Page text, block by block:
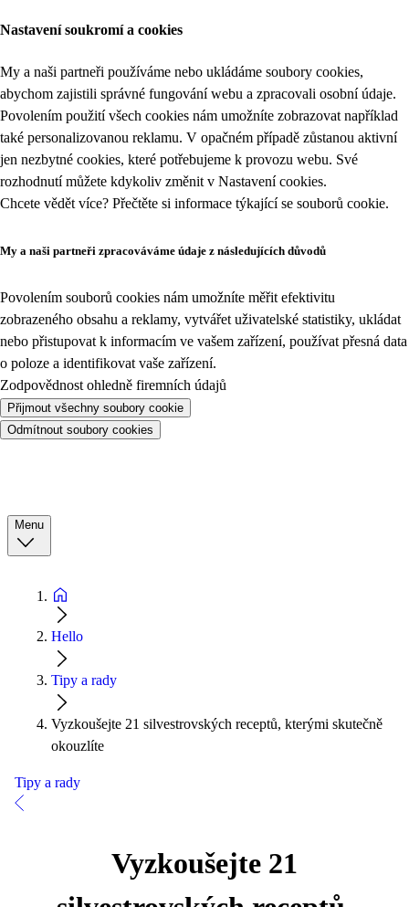
Nastavení soukromí a cookies
My a naši partneři používáme nebo ukládáme soubory cookies,
abychom zajistili správné fungování webu a zpracovali osobní údaje.
Povolením použití všech cookies nám umožníte zobrazovat například
také personalizovanou reklamu. V opačném případě zůstanou aktivní
jen nezbytné cookies, které potřebujeme k provozu webu. Své
rozhodnutí můžete kdykoliv změnit v Nastavení cookies.
Chcete vědět více? Přečtěte si informace týkající se souborů cookie.
My a naši partneři zpracováváme údaje z následujících důvodů
Povolením souborů cookies nám umožníte měřit efektivitu
zobrazeného obsahu a reklamy, vytvářet uživatelské statistiky, ukládat
nebo přistupovat k informacím ve vašem zařízení, používat přesná data
o poloze a identifikovat vaše zařízení.
Zodpovědnost ohledně firemních údajů
Přijmout všechny soubory cookie
Odmítnout soubory cookies
Menu
Hello
Tipy a rady
Vyzkoušejte 21 silvestrovských receptů, kterými skutečně
okouzlíte
Tipy a rady
Vyzkoušejte 21